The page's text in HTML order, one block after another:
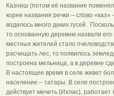
Казниш (потом её название
корне названия речки – слово «каз»
водилось много диких гусей.
то основанную деревню назвали
местных жителей стало
расчищать лес, то появилось
построена мельница, а в деревне
В настоящее время в селе живет
население – татары. В селе
действует мечеть (Ихлас),